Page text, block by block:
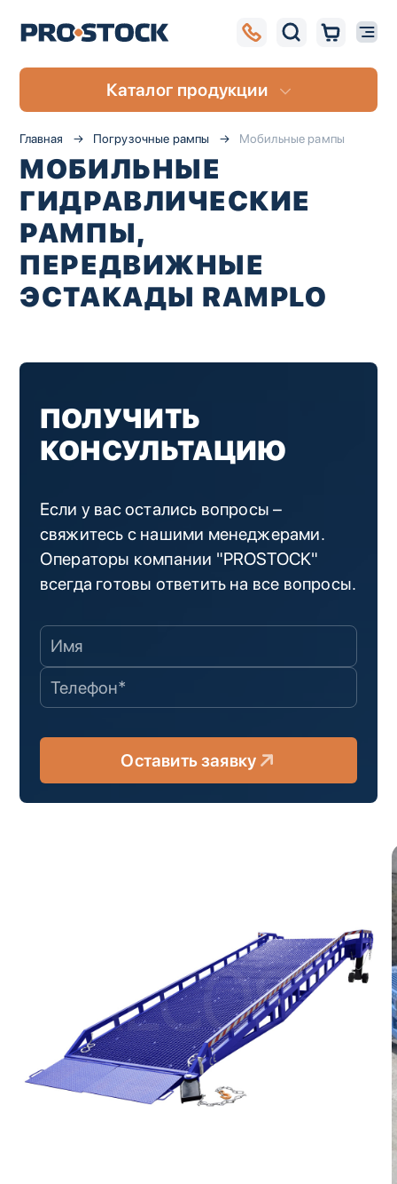
UARU
Главная Погрузочные рампы Мобильные рампы
МОБИЛЬНЫЕ
ГИДРАВЛИЧЕСКИЕ
РАМПЫ,
ПЕРЕДВИЖНЫЕ
ЭСТАКАДЫ RAMPLO
ПОЛУЧИТЬ
КОНСУЛЬТАЦИЮ
Если у вас остались вопросы –
свяжитесь с нашими менеджерами.
Операторы компании "PROSTOCK"
всегда готовы ответить на все вопросы.
Оставить заявку
Каталог продукции